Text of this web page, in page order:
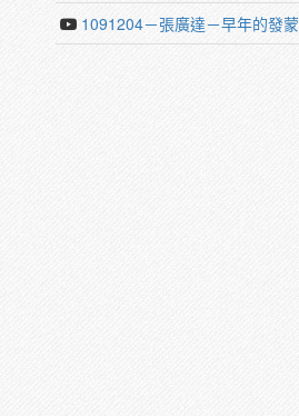
1091204－張廣達－早年的發蒙